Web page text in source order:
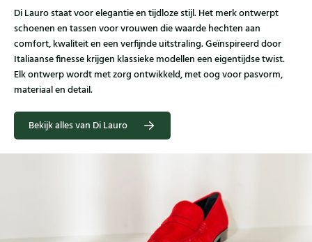
Di Lauro staat voor elegantie en tijdloze stijl. Het merk ontwerpt
schoenen en tassen voor vrouwen die waarde hechten aan
comfort, kwaliteit en een verfijnde uitstraling. Geïnspireerd door
Italiaanse finesse krijgen klassieke modellen een eigentijdse twist.
Elk ontwerp wordt met zorg ontwikkeld, met oog voor pasvorm,
materiaal en detail.
Bekijk alles van Di Lauro